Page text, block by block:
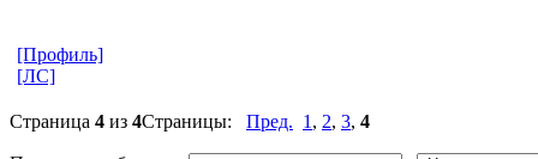
[Профиль]
[ЛС]
Страница 4 из 4Страницы: Пред. 1 , 2, 3, 4